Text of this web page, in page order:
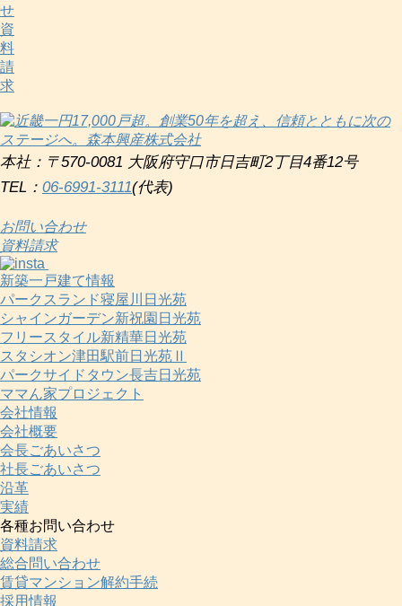
せ
資
料
請
求
本社：〒570-0081 大阪府守口市日吉町2丁目4番12号
TEL： 06-6991-3111(代表)
お問い合わせ
資料請求
新築一戸建て情報
パークスランド寝屋川日光苑
シャインガーデン新祝園日光苑
フリースタイル新精華日光苑
スタシオン津田駅前日光苑Ⅱ
パークサイドタウン長吉日光苑
ママん家プロジェクト
会社情報
会社概要
会長ごあいさつ
社長ごあいさつ
沿革
実績
各種お問い合わせ
資料請求
総合問い合わせ
賃貸マンション解約手続
採用情報